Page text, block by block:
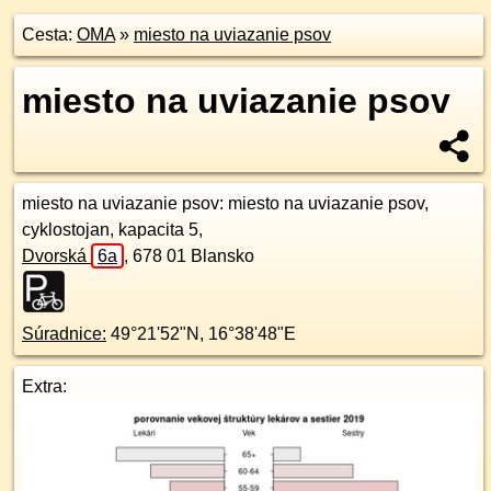
Cesta: OMA» miesto na uviazanie psov
miesto na uviazanie psov
miesto na uviazanie psov: miesto na uviazanie psov,
cyklostojan, kapacita 5,
Dvorská
6a , 678 01 Blansko
Súradnice: 49°21'52"N , 16°38'48"E
Extra: